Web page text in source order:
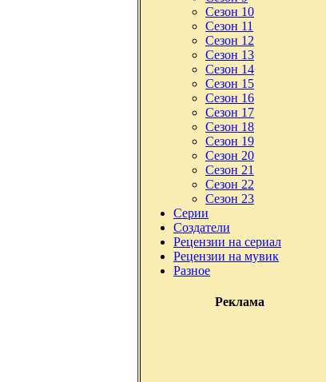
Сезон 10
Сезон 11
Сезон 12
Сезон 13
Сезон 14
Сезон 15
Сезон 16
Сезон 17
Сезон 18
Сезон 19
Сезон 20
Сезон 21
Сезон 22
Сезон 23
Серии
Создатели
Рецензии на сериал
Рецензии на мувик
Разное
Реклама